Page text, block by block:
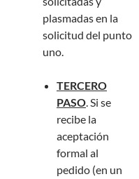
plasmadas en la
solicitud del punto
uno.
TERCERO
PASO. Si se
recibe la
aceptación
formal al
pedido (en un